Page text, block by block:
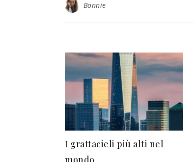
Bonnie
I grattacieli più alti nel